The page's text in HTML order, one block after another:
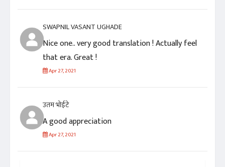
SWAPNIL VASANT UGHADE
Nice one.. very good translation ! Actually feel
that era. Great !
Apr 27, 2021
उतम भोईटे
A good appreciation
Apr 27, 2021